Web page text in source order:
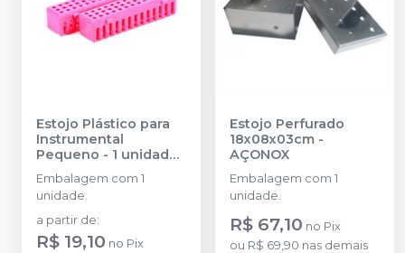
Estojo Plástico para
Instrumental
Pequeno - 1 unidade
CONFORT ODONTO
Embalagem com 1
unidade.
a partir de:
R$ 19,10 no Pix
Estojo Perfurado
18x08x03cm -
AÇONOX
Embalagem com 1
unidade.
R$ 67,10 no Pix
ou R$ 69,90 nas demais